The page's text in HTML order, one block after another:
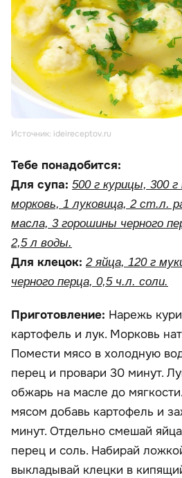
Источник: ideireceptov.ru
Тебе понадобится:
Для супа: 500 г курицы, 300
морковь, 1 луковица, 2 ст.л.
масла, 3 горошины черного
2,5 л воды.
Для клецок: 2 яйца, 120 г
черного перца, 0,5 ч.л. соли.
Приготовление: Нарежь
картофель и лук. Морковь
Помести мясо в холодную
перец и провари 30 минут.
обжарь на масле до
мясом добавь картофель и
минут. Отдельно смешай
перец и соль. Набирай
выкладывай клецки в